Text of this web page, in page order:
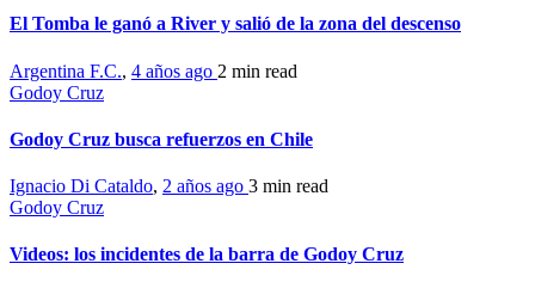
El Tomba le ganó a River y salió de la zona del descenso
Argentina F.C., 4 años ago 2 min read
Godoy Cruz
Godoy Cruz busca refuerzos en Chile
Ignacio Di Cataldo, 2 años ago 3 min read
Godoy Cruz
Videos: los incidentes de la barra de Godoy Cruz